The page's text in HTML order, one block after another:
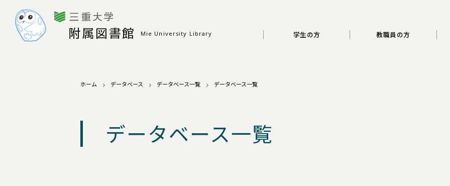
附属図書館 Mie University Library 学生の方 教職員の方
ホーム データベース データベース一覧 データベース一覧
データベース一覧